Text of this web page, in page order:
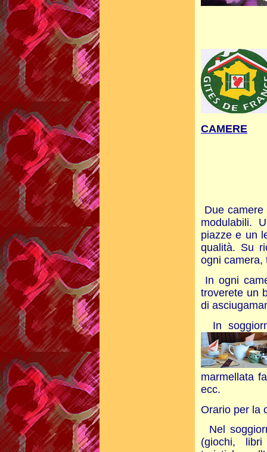
CAMERE
Due camere
modulabili.
piazze e un
qualità. Su
ogni camera,
In ogni
troverete un
di
In
marmellata
ecc.
Orario per la
Nel
(giochi,